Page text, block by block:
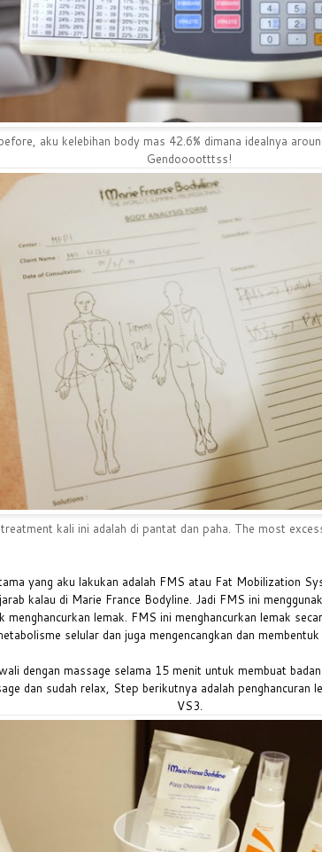
aku kelebihan body mas 42.6% dimana idealnya
Gendooootttss!
kali ini adalah di pantat dan paha. The most
yang aku lakukan adalah FMS atau Fat Mobilization
kalau di Marie France Bodyline. Jadi FMS ini
menghancurkan lemak. FMS ini menghancurkan lemak
selular dan juga mengencangkan dan
dengan massage selama 15 menit untuk membuat
dan sudah relax, Step berikutnya adalah penghancuran
VS3.